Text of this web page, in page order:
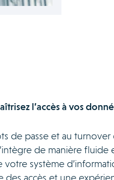
l’accès à vos
de passe et au turnover
de manière fluide
votre système
des accès et une